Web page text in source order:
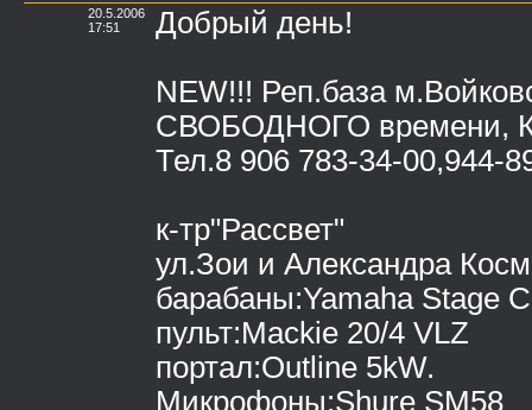
20.5.2006
17:51
Добрый день!
NEW!!! Реп.база
СВОБОДНОГО времени,
Тел.8 906 783-34-00,944-
к-тр"Рассвет"
ул.Зои и Александра
барабаны:Yamaha Stage
пульт:Mackie 20/4 VLZ
портал:Outline 5kW.
Микрофоны:Shure SM58